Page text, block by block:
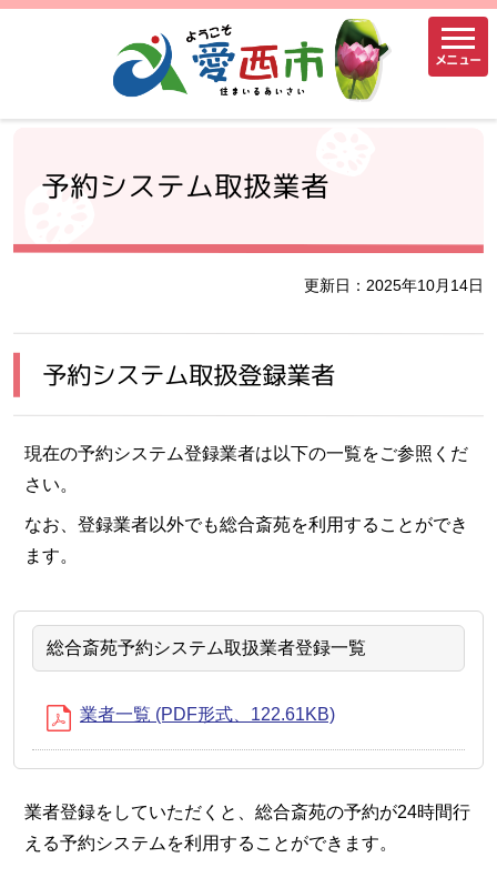
メニュー
予約システム取扱業者
更新日：2025年10月14日
予約システム取扱登録業者
現在の予約システム登録業者は以下の一覧をご参照くだ
さい。
なお、登録業者以外でも総合斎苑を利用することができ
ます。
総合斎苑予約システム取扱業者登録一覧
業者一覧 (PDF形式、122.61KB)
業者登録をしていただくと、総合斎苑の予約が24時間行
える予約システムを利用することができます。